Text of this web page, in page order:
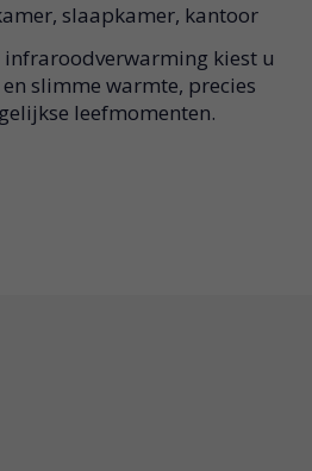
slaapkamer, kantoor
infraroodverwarming kiest u
slimme warmte, precies
leefmomenten.